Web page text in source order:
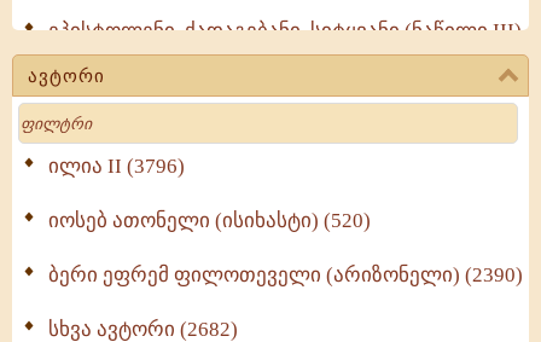
ეპისტოლენი, ქადაგებანი, სიტყვანი (ნაწილი III)
(723)
მოძღვრის ძალზე სასარგებლო რჩევები
მრევლისათვის (545)
Wisdomge (514)
ქადაგებანი გაბრიელ ეპისკოპოსისა - II ტომი
სულიერი ცხოვრების სახელმძღვანელო -
ნაწილი II (369)
ავტორი
Search
ილია II (3796)
იოსებ ათონელი (ისიხასტი) (520)
ბერი ეფრემ ფილოთეველი (არიზონელი) (2390)
სხვა ავტორი (2682)